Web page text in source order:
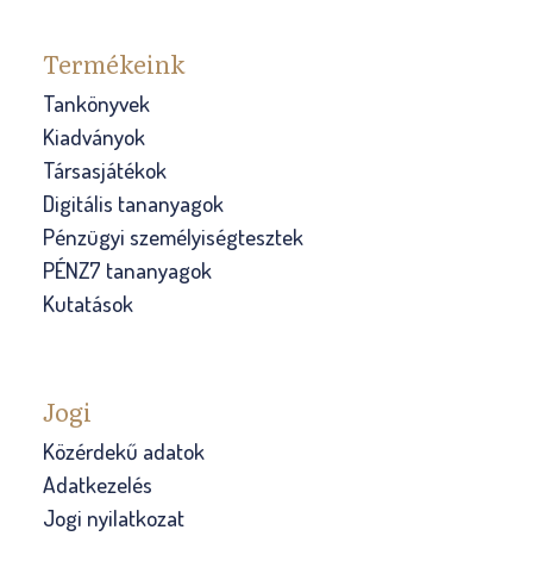
Termékeink
Tankönyvek
Kiadványok
Társasjátékok
Digitális tananyagok
Pénzügyi személyiségtesztek
PÉNZ7 tananyagok
Kutatások
Jogi
Közérdekű adatok
Adatkezelés
Jogi nyilatkozat